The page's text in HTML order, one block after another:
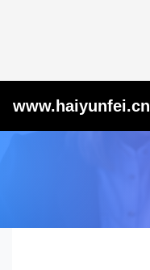
www.haiyunfei.cn